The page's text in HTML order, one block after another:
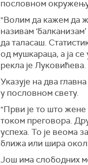
пословном
"Волим да кажем да
називам
да таласаш.
од мушкараца, а ја
рекла је Луковићева.
Указује на два
у пословном свету.
"Први је то што
током преговора.
успеха. То је веома
ближа или шира
Још има слободних